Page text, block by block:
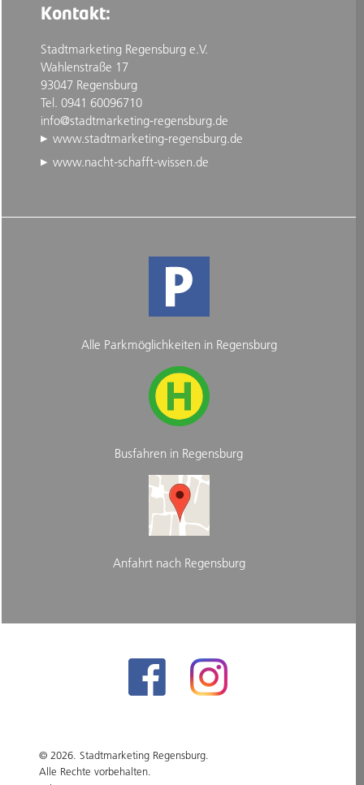
Kontakt:
Stadtmarketing Regensburg e.V.
Wahlenstraße 17
93047 Regensburg
Tel. 0941 60096710
info@stadtmarketing-regensburg.de
www.stadtmarketing-regensburg.de
www.nacht-schafft-wissen.de
Alle Parkmöglichkeiten in Regensburg
Busfahren in Regensburg
Anfahrt nach Regensburg
© 2026. Stadtmarketing Regensburg.
Alle Rechte vorbehalten.